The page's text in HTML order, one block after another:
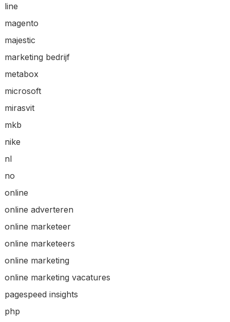
line
magento
majestic
marketing bedrijf
metabox
microsoft
mirasvit
mkb
nike
nl
no
online
online adverteren
online marketeer
online marketeers
online marketing
online marketing vacatures
pagespeed insights
php